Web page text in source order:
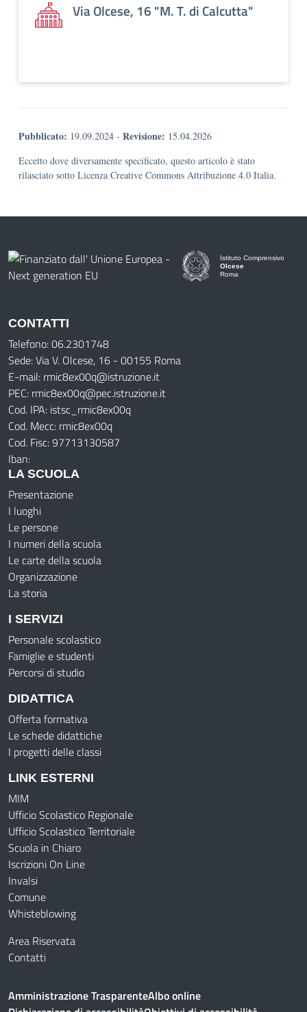
Via Olcese, 16 "M. T. di Calcutta"
Pubblicato: 19.09.2024 - Revisione: 15.04.2026
Eccetto dove diversamente specificato, questo articolo è stato
rilasciato sotto Licenza Creative Commons Attribuzione 4.0 Italia.
Istituto Comprensivo
Olcese
Roma
CONTATTI
Telefono: 06.2301748
Sede: Via V. Olcese, 16 - 00155 Roma
E-mail: rmic8ex00q@istruzione.it
PEC: rmic8ex00q@pec.istruzione.it
Cod. IPA: istsc_rmic8ex00q
Cod. Mecc: rmic8ex00q
Cod. Fisc: 97713130587
Iban:
LA SCUOLA
Presentazione
I luoghi
Le persone
I numeri della scuola
Le carte della scuola
Organizzazione
La storia
I SERVIZI
Personale scolastico
Famiglie e studenti
Percorsi di studio
DIDATTICA
Offerta formativa
Le schede didattiche
I progetti delle classi
LINK ESTERNI
MIM
Ufficio Scolastico Regionale
Ufficio Scolastico Territoriale
Scuola in Chiaro
Iscrizioni On Line
Invalsi
Comune
Whisteblowing
Area Riservata
Contatti
Amministrazione TrasparenteAlbo online